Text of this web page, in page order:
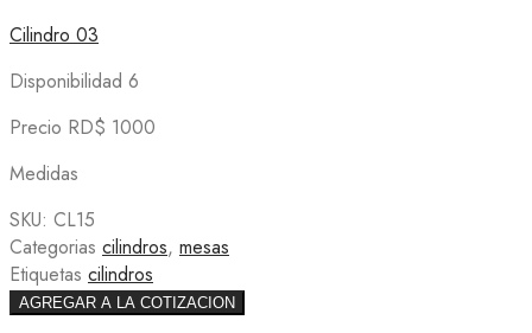
Cilindro 03
Disponibilidad 6
Precio RD$ 1000
Medidas
SKU: CL15
Categorias cilindros, mesas
Etiquetas cilindros
AGREGAR A LA COTIZACION